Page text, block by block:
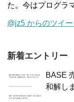
た。今はプログラ
@jz5 からのツイー
新着エントリー
BASE
和解し